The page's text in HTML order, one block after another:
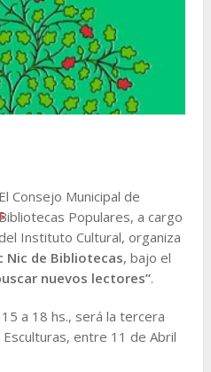
El Consejo Municipal de
Populares, a cargo
Instituto Cultural, organiza
Nic de Bibliotecas, bajo el
nuevos lectores”.
a 18 hs., será la tercera
entre 11 de Abril